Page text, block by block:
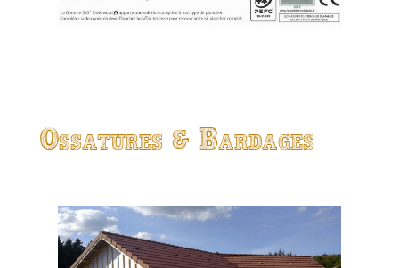
Ossatures & Bardages